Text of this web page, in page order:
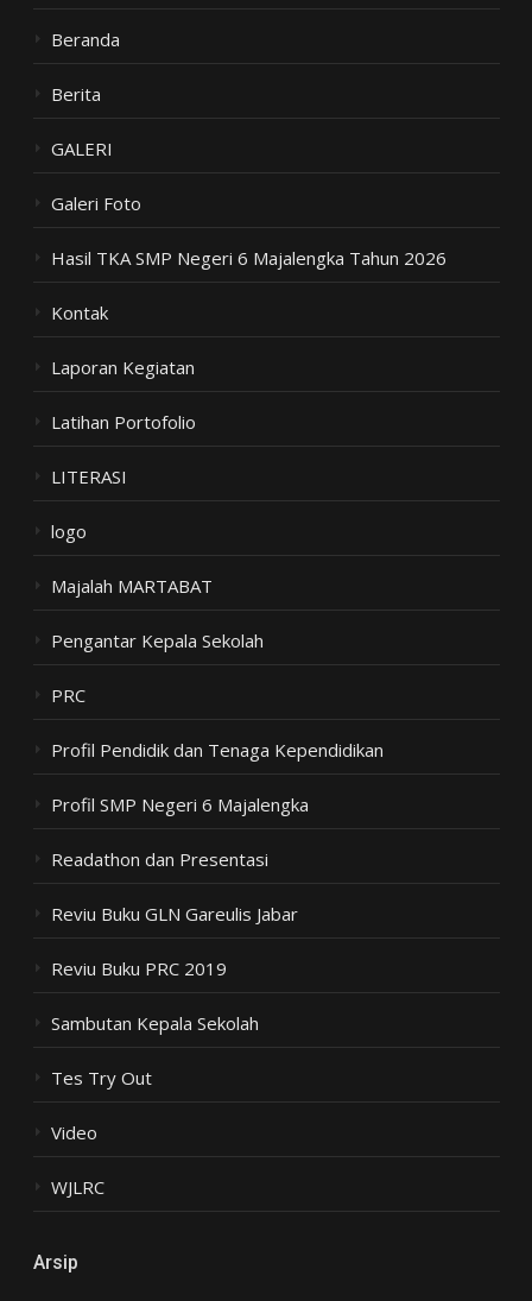
Beranda
Berita
GALERI
Galeri Foto
Hasil TKA SMP Negeri 6 Majalengka Tahun 2026
Kontak
Laporan Kegiatan
Latihan Portofolio
LITERASI
logo
Majalah MARTABAT
Pengantar Kepala Sekolah
PRC
Profil Pendidik dan Tenaga Kependidikan
Profil SMP Negeri 6 Majalengka
Readathon dan Presentasi
Reviu Buku GLN Gareulis Jabar
Reviu Buku PRC 2019
Sambutan Kepala Sekolah
Tes Try Out
Video
WJLRC
Arsip